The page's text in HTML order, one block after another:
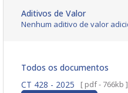
Aditivos de Valor
Nenhum aditivo de valor
Todos os documentos
CT 428 - 2025
[ pdf - 766kb ]